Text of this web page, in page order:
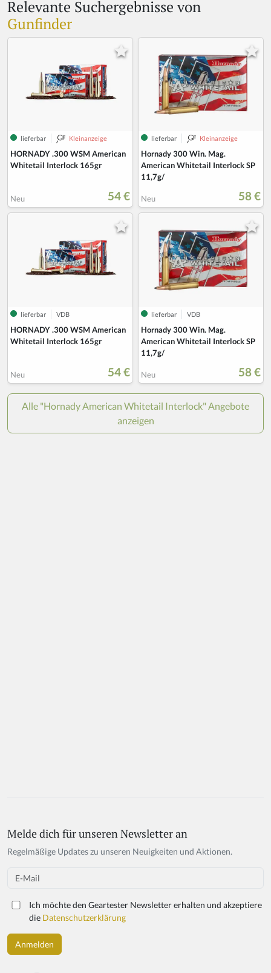
Relevante Suchergebnisse von
Gunfinder
Melde dich für unseren Newsletter an
Regelmäßige Updates zu unseren Neuigkeiten und Aktionen.
Email
Ich möchte den Geartester Newsletter erhalten und akzeptiere
die Datenschutzerklärung